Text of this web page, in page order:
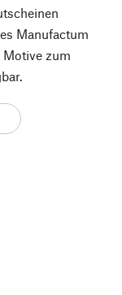
Manufactum
Motive zum